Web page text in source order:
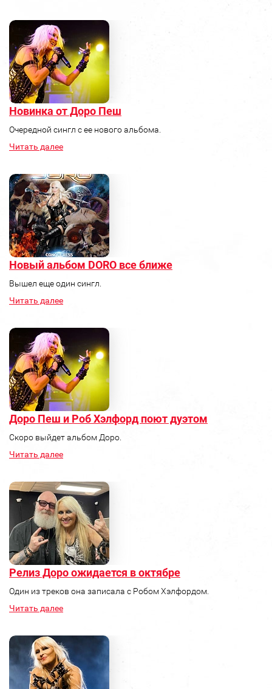
Новинка от Доро Пеш
Очередной сингл с ее нового альбома.
Читать далее
Новый альбом DORO все ближе
Вышел еще один сингл.
Читать далее
Доро Пеш и Роб Хэлфорд поют дуэтом
Скоро выйдет альбом Доро.
Читать далее
Релиз Доро ожидается в октябре
Один из треков она записала с Робом Хэлфордом.
Читать далее